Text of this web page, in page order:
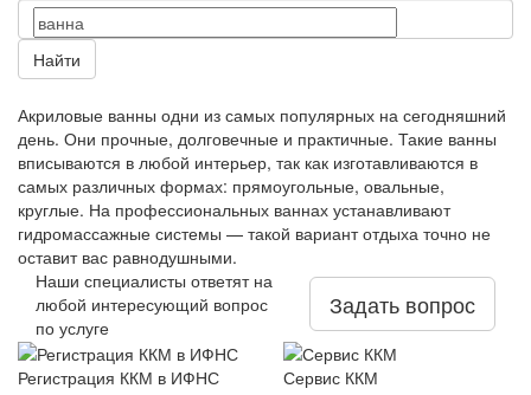
Акриловые ванны одни из самых популярных на сегодняшний
день. Они прочные, долговечные и практичные. Такие ванны
вписываются в любой интерьер, так как изготавливаются в
самых различных формах: прямоугольные, овальные,
круглые. На профессиональных ваннах устанавливают
гидромассажные системы — такой вариант отдыха точно не
оставит вас равнодушными.
Наши специалисты ответят на
любой интересующий вопрос
по услуге
Задать вопрос
Регистрация ККМ в ИФНС Сервис ККМ